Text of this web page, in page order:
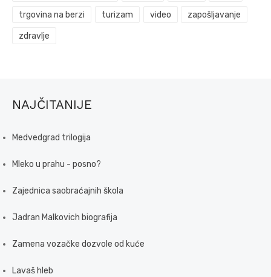
trgovina na berzi turizam video zapošljavanje
zdravlje
NAJČITANIJE
Medvedgrad trilogija
Mleko u prahu - posno?
Zajednica saobraćajnih škola
Jadran Malkovich biografija
Zamena vozačke dozvole od kuće
Lavaš hleb